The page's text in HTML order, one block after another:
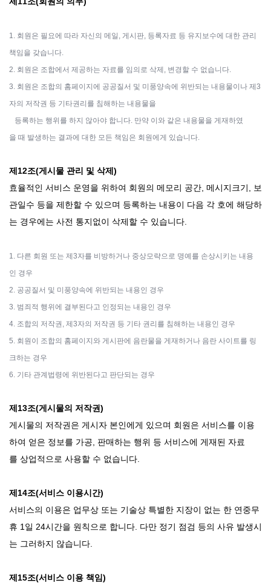
1. 회원은 필요에 따라 자신의 메일, 게시판, 등록자료 등 유지보수에 대한 관리
책임을 갖습니다.
2. 회원은 조합에서 제공하는 자료를 임의로 삭제, 변경할 수 없습니다.
3. 회원은 조합의 홈페이지에 공공질서 및 미풍양속에 위반되는 내용물이나 제3
자의 저작권 등 기타권리를 침해하는 내용물을
등록하는 행위를 하지 않아야 합니다. 만약 이와 같은 내용물을 게재하였
을 때 발생하는 결과에 대한 모든 책임은 회원에게 있습니다.
제12조(게시물 관리 및 삭제)
효율적인 서비스 운영을 위하여 회원의 메모리 공간, 메시지크기, 보
관일수 등을 제한할 수 있으며 등록하는 내용이 다음 각 호에 해당하
는 경우에는 사전 통지없이 삭제할 수 있습니다.
1. 다른 회원 또는 제3자를 비방하거나 중상모략으로 명예를 손상시키는 내용
인 경우
2. 공공질서 및 미풍양속에 위반되는 내용인 경우
3. 범죄적 행위에 결부된다고 인정되는 내용인 경우
4. 조합의 저작권, 제3자의 저작권 등 기타 권리를 침해하는 내용인 경우
5. 회원이 조합의 홈페이지와 게시판에 음란물을 게재하거나 음란 사이트를 링
크하는 경우
6. 기타 관계법령에 위반된다고 판단되는 경우
제13조(게시물의 저작권)
게시물의 저작권은 게시자 본인에게 있으며 회원은 서비스를 이용
하여 얻은 정보를 가공, 판매하는 행위 등 서비스에 게재된 자료
를 상업적으로 사용할 수 없습니다.
제14조(서비스 이용시간)
서비스의 이용은 업무상 또는 기술상 특별한 지장이 없는 한 연중무
휴 1일 24시간을 원칙으로 합니다. 다만 정기 점검 등의 사유 발생시
는 그러하지 않습니다.
제15조(서비스 이용 책임)